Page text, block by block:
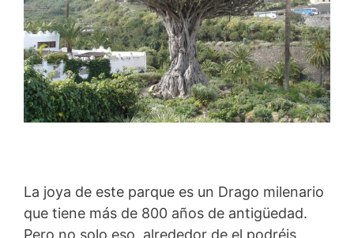
La joya de este parque es un Drago milenario
que tiene más de 800 años de antigüedad.
Pero no solo eso, alrededor de el podréis